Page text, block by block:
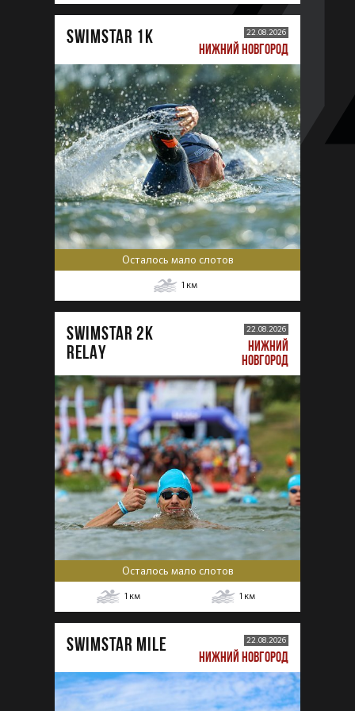
SWIMSTAR 1K 22.08.2026
НИЖНИЙ НОВГОРОД
Осталось мало слотов
1 км
SWIMSTAR 2K
RELAY
22.08.2026
НИЖНИЙ
НОВГОРОД
Осталось мало слотов
1 км 1 км
SWIMSTAR MILE 22.08.2026
НИЖНИЙ НОВГОРОД